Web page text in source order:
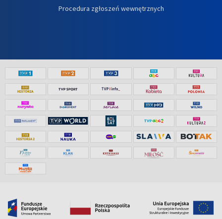
Procedura zgłoszeń wewnętrznych